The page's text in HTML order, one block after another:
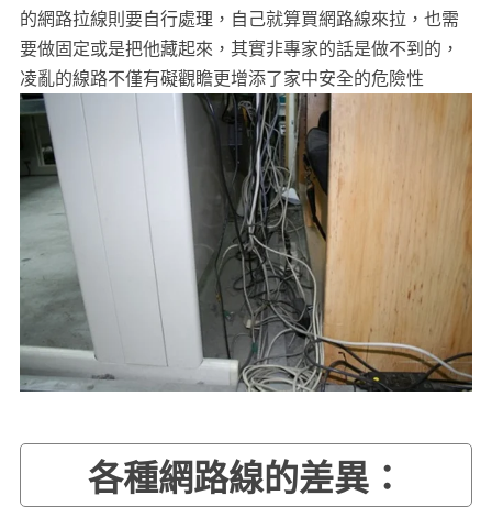
的網路拉線則要自行處理，自己就算買網路線來拉，也需
要做固定或是把他藏起來，其實非專家的話是做不到的，
凌亂的線路不僅有礙觀瞻更增添了家中安全的危險性
各種網路線的差異：